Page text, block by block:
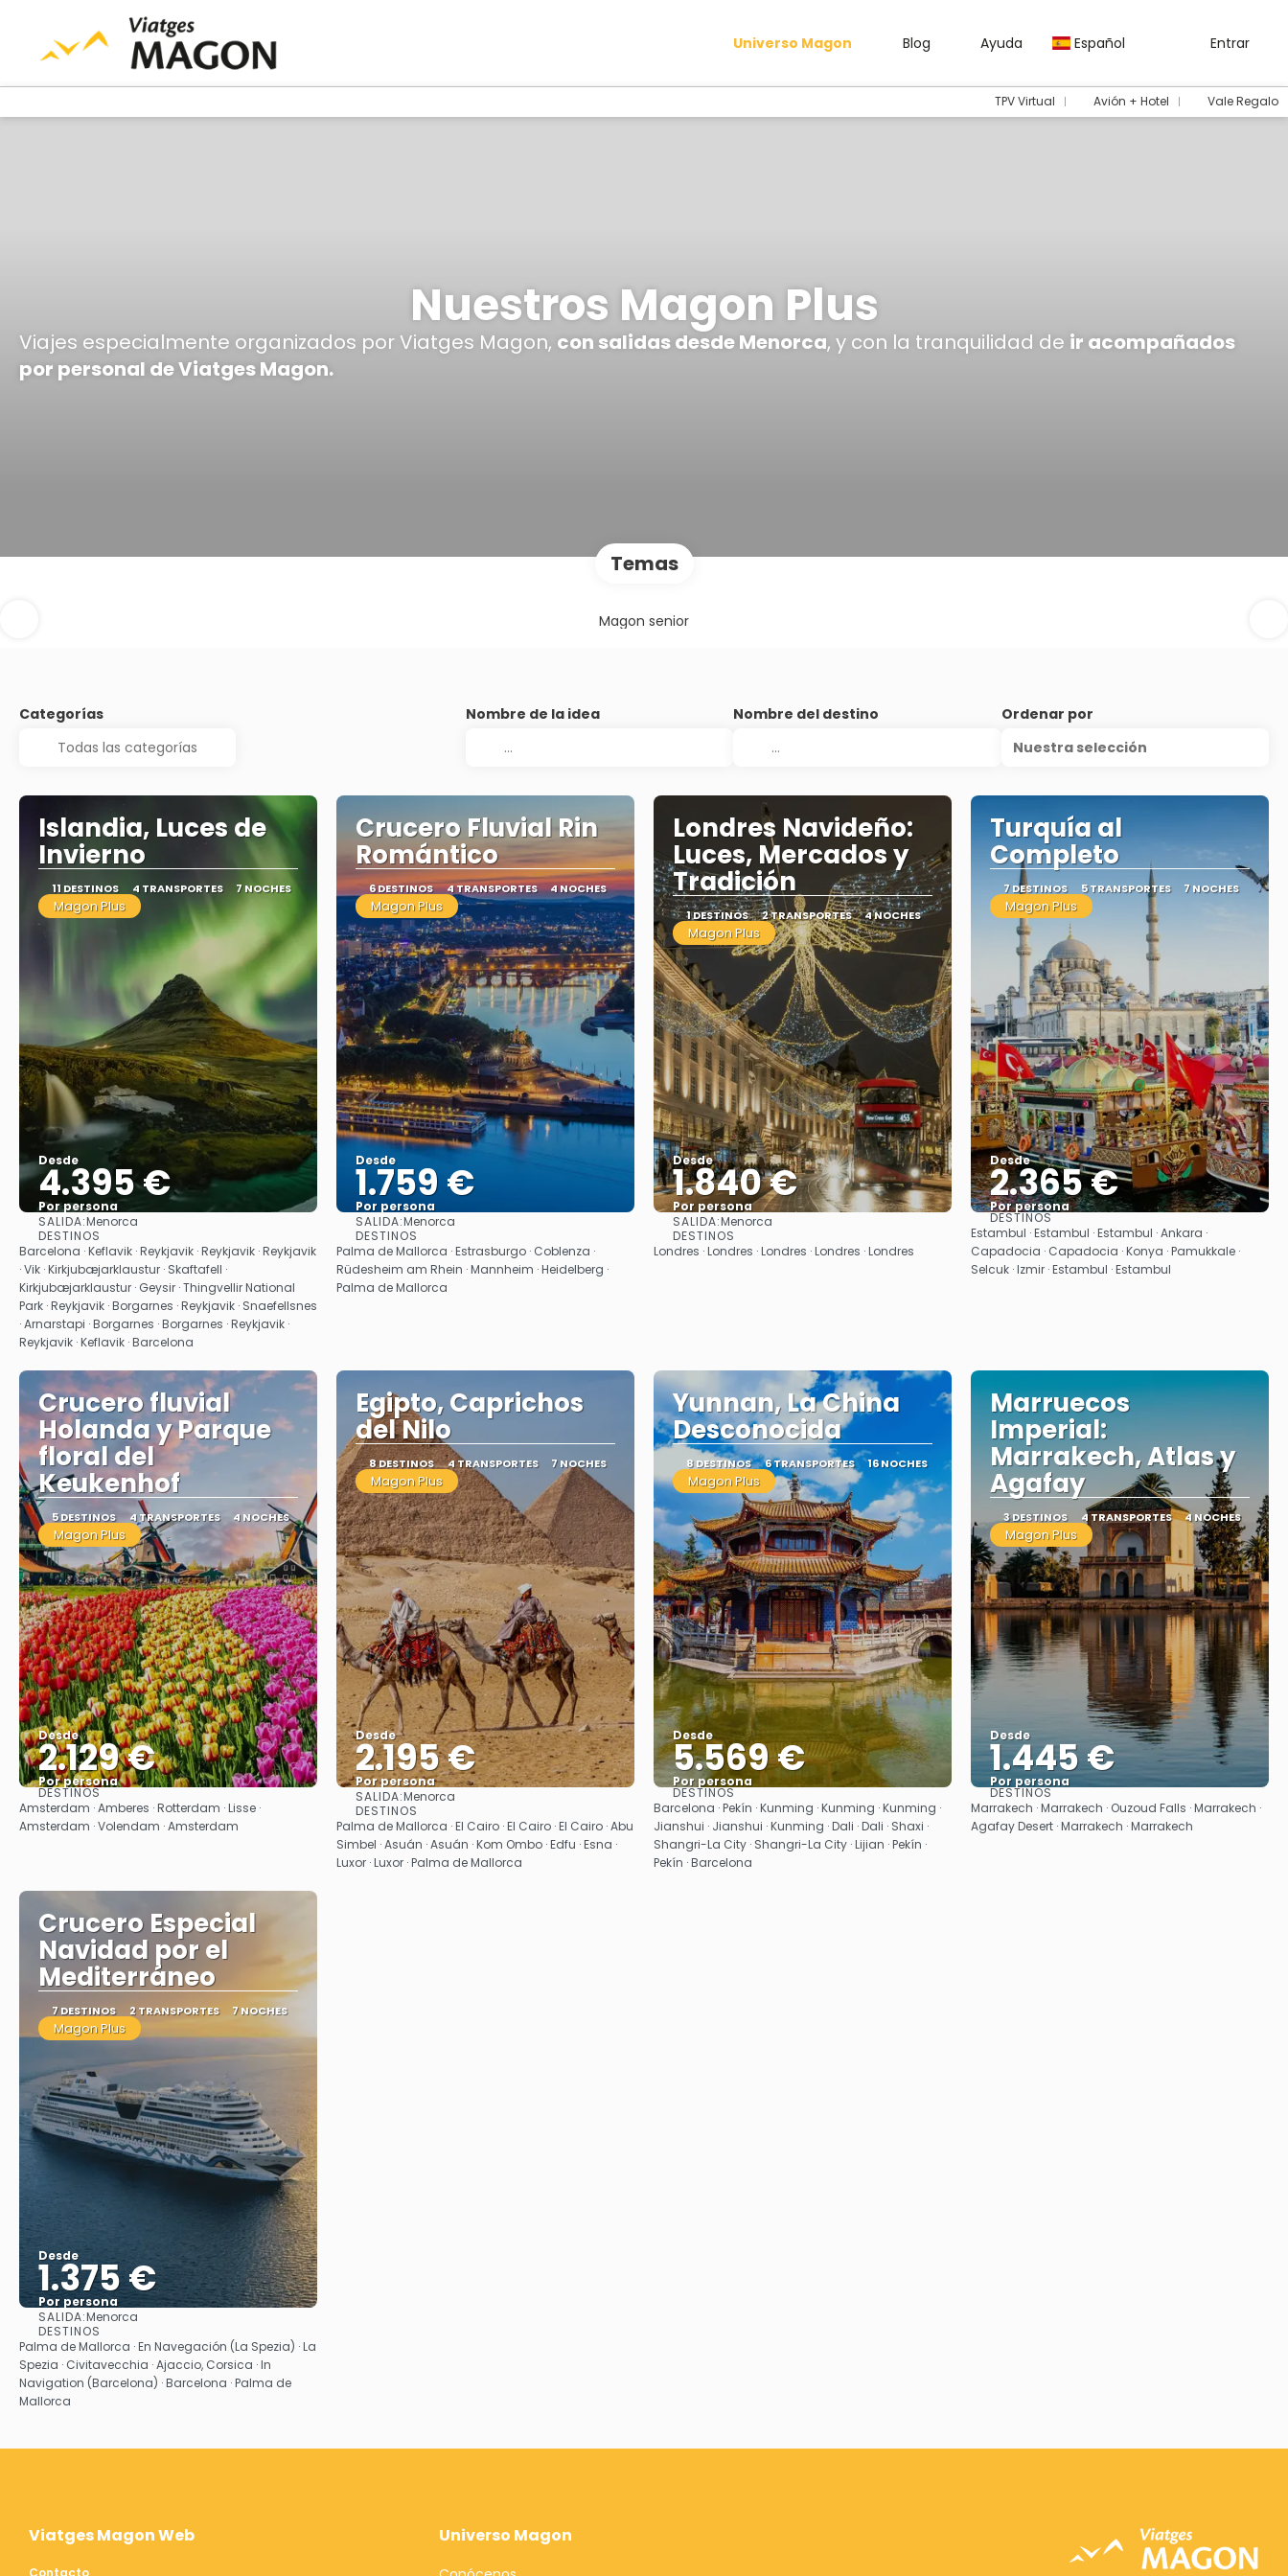
Universo Magon Blog Ayuda Español Entrar
TPV Virtual Avión + Hotel Vale Regalo
Nuestros Magon Plus
Viajes especialmente organizados por Viatges Magon, con salidas desde Menorca, y con la tranquilidad de ir acompañados
por personal de Viatges Magon.
Temas
Magon senior
Categorías Nombre de la idea Nombre del destino
Ordenar por
Nuestra selección
Islandia, Luces de
Invierno
11 DESTINOS 4 TRANSPORTES 7 NOCHES
Magon Plus
Desde
4.395 €
Por persona
SALIDA:Menorca
DESTINOS
Barcelona · Keflavik · Reykjavik · Reykjavik · Reykjavik
· Vik · Kirkjubæjarklaustur · Skaftafell ·
Kirkjubæjarklaustur · Geysir · Thingvellir National
Park · Reykjavik · Borgarnes · Reykjavik · Snaefellsnes
· Arnarstapi · Borgarnes · Borgarnes · Reykjavik ·
Reykjavik · Keflavik · Barcelona
Crucero Fluvial Rin
Romántico
6 DESTINOS 4 TRANSPORTES 4 NOCHES
Magon Plus
Desde
1.759 €
Por persona
SALIDA:Menorca
DESTINOS
Palma de Mallorca · Estrasburgo · Coblenza ·
Rüdesheim am Rhein · Mannheim · Heidelberg ·
Palma de Mallorca
Londres Navideño:
Luces, Mercados y
Tradición
1 DESTINOS 2 TRANSPORTES 4 NOCHES
Magon Plus
Desde
1.840 €
Por persona
SALIDA:Menorca
DESTINOS
Londres · Londres · Londres · Londres · Londres
Turquía al
Completo
7 DESTINOS 5 TRANSPORTES 7 NOCHES
Magon Plus
Desde
2.365 €
Por persona
Ver
DESTINOS
Estambul · Estambul · Estambul · Ankara ·
Capadocia · Capadocia · Konya · Pamukkale ·
Selcuk · Izmir · Estambul · Estambul
Crucero fluvial
Holanda y Parque
floral del
Keukenhof
5 DESTINOS 4 TRANSPORTES 4 NOCHES
Magon Plus
Desde
2.129 €
Por persona
Ver
DESTINOS
Amsterdam · Amberes · Rotterdam · Lisse ·
Amsterdam · Volendam · Amsterdam
Egipto, Caprichos
del Nilo
8 DESTINOS 4 TRANSPORTES 7 NOCHES
Magon Plus
Desde
2.195 €
Por persona
SALIDA:Menorca
DESTINOS
Palma de Mallorca · El Cairo · El Cairo · El Cairo · Abu
Simbel · Asuán · Asuán · Kom Ombo · Edfu · Esna ·
Luxor · Luxor · Palma de Mallorca
Yunnan, La China
Desconocida
8 DESTINOS 6 TRANSPORTES 16 NOCHES
Magon Plus
Desde
5.569 €
Por persona
Ver
DESTINOS
Barcelona · Pekín · Kunming · Kunming · Kunming ·
Jianshui · Jianshui · Kunming · Dali · Dali · Shaxi ·
Shangri-La City · Shangri-La City · Lijian · Pekín ·
Pekín · Barcelona
Marruecos
Imperial:
Marrakech, Atlas y
Agafay
3 DESTINOS 4 TRANSPORTES 4 NOCHES
Magon Plus
Desde
1.445 €
Por persona
Ver
DESTINOS
Marrakech · Marrakech · Ouzoud Falls · Marrakech ·
Agafay Desert · Marrakech · Marrakech
Crucero Especial
Navidad por el
Mediterráneo
7 DESTINOS 2 TRANSPORTES 7 NOCHES
Magon Plus
Desde
1.375 €
Por persona
SALIDA:Menorca
DESTINOS
Palma de Mallorca · En Navegación (La Spezia) · La
Spezia · Civitavecchia · Ajaccio, Corsica · In
Navigation (Barcelona) · Barcelona · Palma de
Mallorca
Viatges Magon Web
Contacto
Universo Magon